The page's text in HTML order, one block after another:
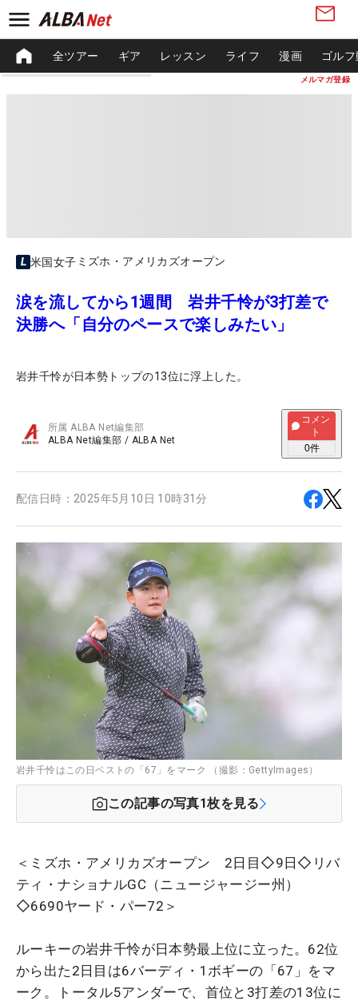
メルマガ登録
全ツアー ギア レッスン ライフ 漫画 ゴル
米国女子 ミズホ・アメリカズオープン
涙を流してから1週間 岩井千怜が3打差で
決勝へ「自分のペースで楽しみたい」
岩井千怜が日本勢トップの13位に浮上した。
所属ALBA Net編集部
ALBA Net編集部 / ALBA Net
コメン
ト
0件
配信日時： 2025年5月10日 10時31分
岩井千怜はこの日ベストの「67」をマーク （撮影：GettyImages）
この記事の写真1枚を見る
＜ミズホ・アメリカズオープン 2日目◇9日◇リバ
ティ・ナショナルGC（ニュージャージー州）
◇6690ヤード・パー72＞
ルーキーの岩井千怜が日本勢最上位に立った。62位
から出た2日目は6バーディ・1ボギーの「67」をマ
ーク。トータル5アンダーで、首位と3打差の13位に